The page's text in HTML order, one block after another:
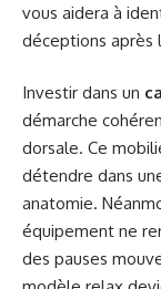
vous aidera à
déceptions après
Investir dans un
démarche
dorsale. Ce
détendre dans
anatomie.
équipement ne
des pauses